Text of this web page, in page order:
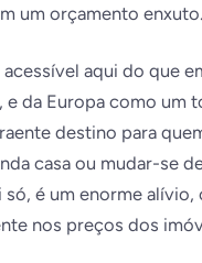
um orçamento enxuto.
aqui do que
e da Europa como um
destino para
casa ou mudar-se
só, é um enorme
nos preços dos